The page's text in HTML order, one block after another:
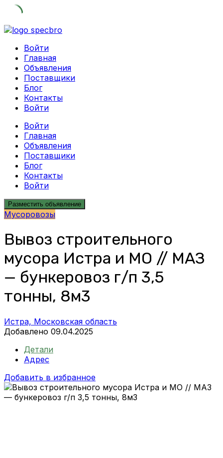
Skip
contentВойти
Главная
Объявления
Поставщики
Блог
Контакты
Войти
Войти
Главная
Объявления
Поставщики
Блог
Контакты
Войти
Разместить объявление
Мусоровозы
Вывоз строительного
мусора Истра и МО // МАЗ
— бункеровоз г/п 3,5
тонны, 8м3
Истра, Московская область
Добавлено 09.04.2025
Детали
Адрес
Добавить в избранное